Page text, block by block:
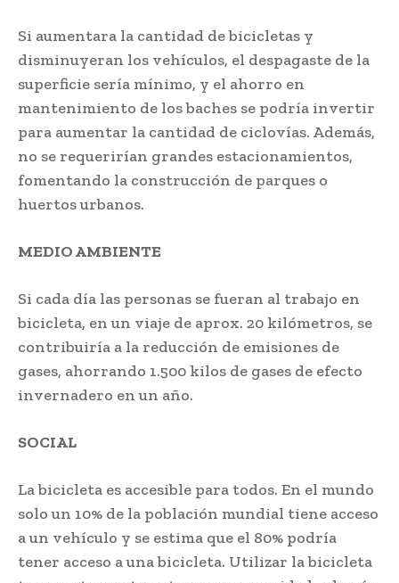
Si aumentara la cantidad de bicicletas y
disminuyeran los vehículos, el despagaste de la
superficie sería mínimo, y el ahorro en
mantenimiento de los baches se podría invertir
para aumentar la cantidad de ciclovías. Además,
no se requerirían grandes estacionamientos,
fomentando la construcción de parques o
huertos urbanos.
MEDIO AMBIENTE
Si cada día las personas se fueran al trabajo en
bicicleta, en un viaje de aprox. 20 kilómetros, se
contribuiría a la reducción de emisiones de
gases, ahorrando 1.500 kilos de gases de efecto
invernadero en un año.
SOCIAL
La bicicleta es accesible para todos. En el mundo
solo un 10% de la población mundial tiene acceso
a un vehículo y se estima que el 80% podría
tener acceso a una bicicleta. Utilizar la bicicleta